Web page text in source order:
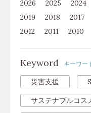
2026 2025 2024
2019
2018 2017
2012
2011 2010
Keyword キーワー
災害支援
サステナブルコス